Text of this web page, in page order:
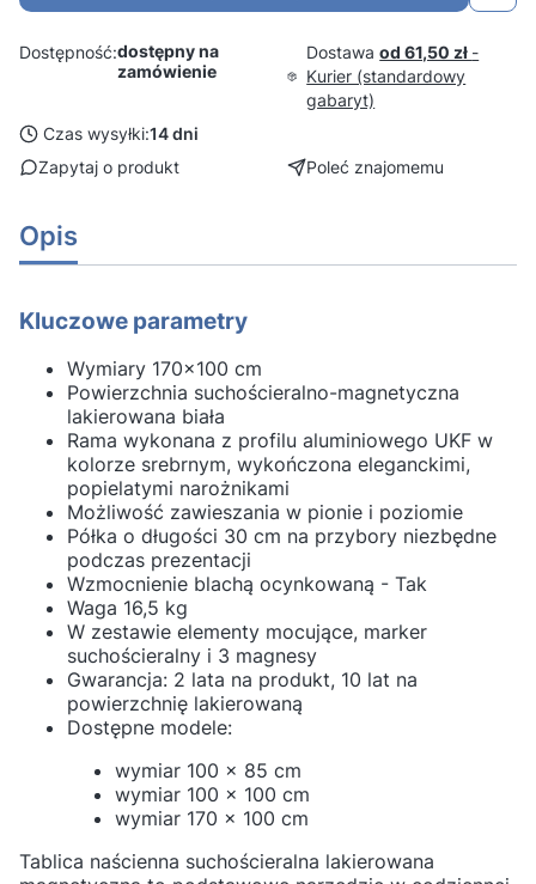
Dostępność:dostępny na
zamówienie
Dostawaod 61,50 zł -
Kurier (standardowy
gabaryt)
Czas wysyłki:14 dni
Zapytaj o produkt
Poleć znajomemu
Opis
Kluczowe parametry
Wymiary 170x100 cm
Powierzchnia suchościeralno-magnetyczna
lakierowana biała
Rama wykonana z profilu aluminiowego UKF w
kolorze srebrnym, wykończona eleganckimi,
popielatymi narożnikami
Możliwość zawieszania w pionie i poziomie
Półka o długości 30 cm na przybory niezbędne
podczas prezentacji
Wzmocnienie blachą ocynkowaną - Tak
Waga 16,5 kg
W zestawie elementy mocujące, marker
suchościeralny i 3 magnesy
Gwarancja: 2 lata na produkt, 10 lat na
powierzchnię lakierowaną
Dostępne modele:
wymiar 100 x 85 cm
wymiar 100 x 100 cm
wymiar 170 x 100 cm
Tablica naścienna suchościeralna lakierowana